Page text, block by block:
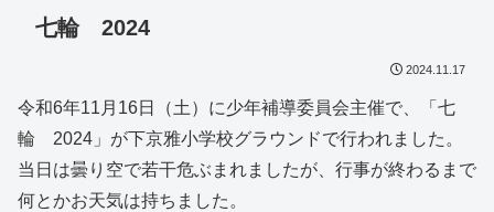
七輪 2024
2024.11.17
令和6年11月16日（土）に少年補導委員会主催で、「七
輪 2024」が下京雅小学校グラウンドで行われました。
当日は曇り空で若干危ぶまれましたが、行事が終わるまで
何とかお天気は持ちました。